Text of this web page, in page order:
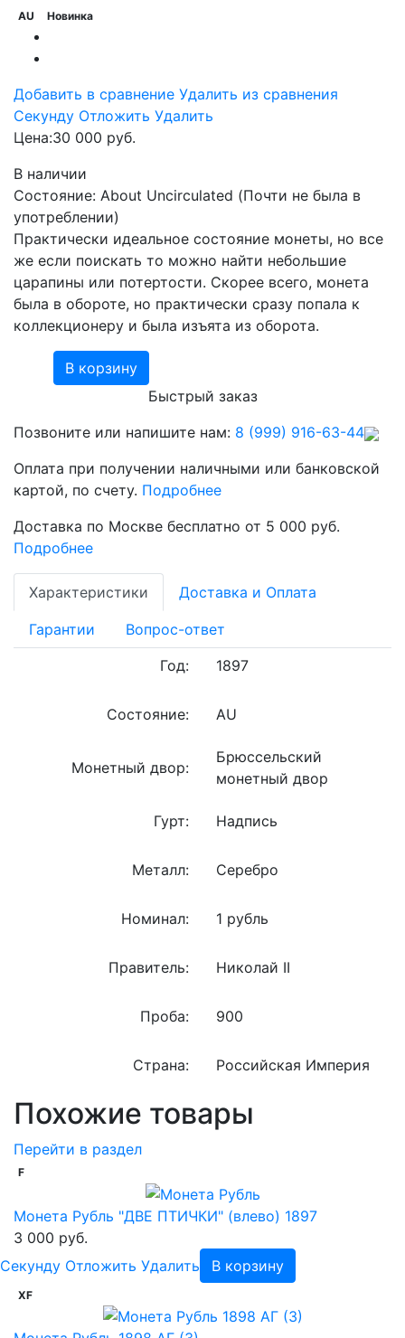
AU Новинка
Добавить в сравнение Удалить из сравнения
Cекунду Отложить Удалить
Цена:30 000 руб.
В наличии
Состояние: About Uncirculated (Почти не была в
употреблении)
Практически идеальное состояние монеты, но все
же если поискать то можно найти небольшие
царапины или потертости. Скорее всего, монета
была в обороте, но практически сразу попала к
коллекционеру и была изъята из оборота.
В корзину
Быстрый заказ
Позвоните или напишите нам: 8 (999) 916-63-44
Оплата при получении наличными или банковской
картой, по счету. Подробнее
Доставка по Москве бесплатно от 5 000 руб.
Подробнее
Характеристики Доставка и Оплата
Гарантии
Вопрос-ответ
Год:
1897
Состояние: AU
Монетный двор:
Брюссельский
монетный двор
Гурт: Надпись
Металл: Серебро
Номинал: 1 рубль
Правитель: Николай II
Проба: 900
Страна: Российская Империя
Похожие товары
Перейти в раздел
F
Монета Рубль "ДВЕ ПТИЧКИ" (влево) 1897
3 000 руб.
Cекунду Отложить Удалить В корзину
XF